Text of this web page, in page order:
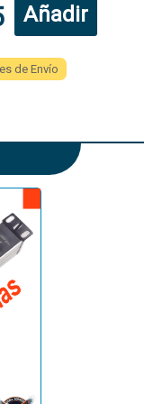
Añadir
de Envío